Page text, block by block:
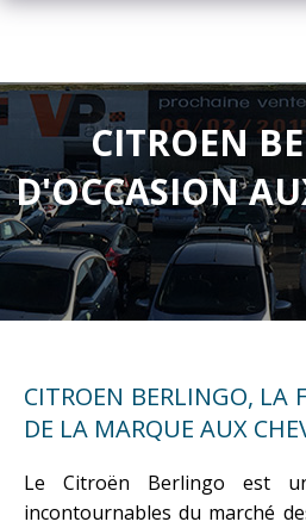
CITROEN
D'OCCASION
CITROEN BERLINGO, LA
DE LA MARQUE AUX
Le Citroën Berlingo est
incontournables du marché